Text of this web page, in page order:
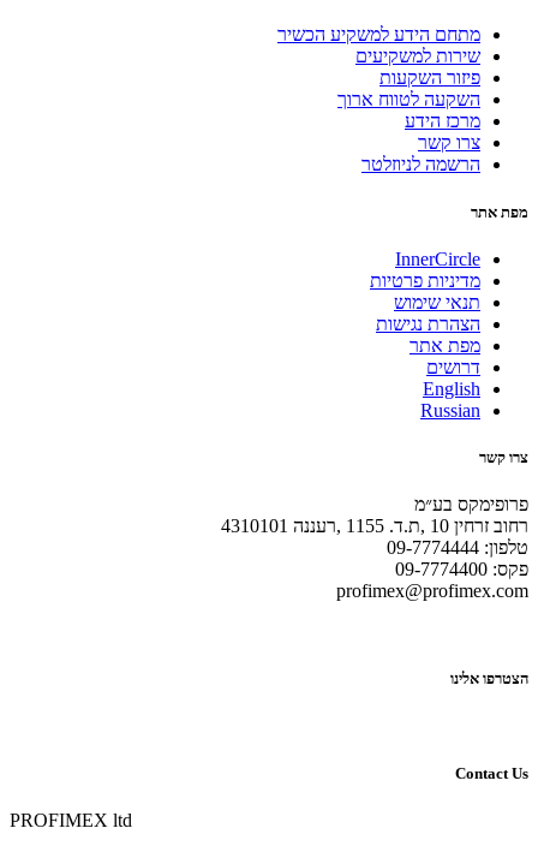
מתחם הידע למשקיע הכשיר
שירות למשקיעים
פיזור השקעות
השקעה לטווח ארוך
מרכז הידע
צרו קשר
הרשמה לניוזלטר
מפת אתר
InnerCircle
מדיניות פרטיות
תנאי שימוש
הצהרת נגישות
מפת אתר
דרושים
English
Russian
צרו קשר
פרופימקס בע״מ
רחוב זרחין 10 ,ת.ד. 1155 ,רעננה 4310101
טלפון: 09-7774444
פקס: 09-7774400
profimex@profimex.com
הצטרפו אלינו
Contact Us
PROFIMEX ltd